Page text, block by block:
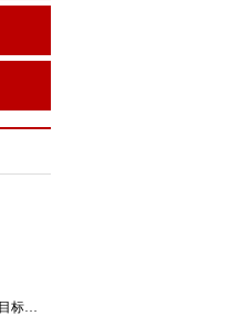
国家发展改革委等三部门有序推进家电回收目标责任制行动